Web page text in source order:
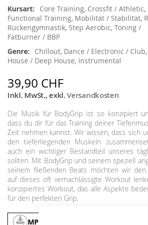
Core Training, Crossfit / Athletic,
Functional Training, Mobilität / Stabilität,
Rückengymnastik, Step Aerobic, Toning /
Fatburner / BBP
Chillout, Dance / Electronic / Club,
House / Deep House, Instrumental
39,90 CHF
Inkl. MwSt.,exkl.Versandkosten
Die Musik für BodyGrip ist so konzipiert
dass du dir für das Training deiner
Zeit nehmen kannst. Wir wissen, dass sich
den tieferliegenden Muskeln
auch ein wichtiger Bestandteil unseres
sollten. Mit BodyGrip und seinem speziell
seinem fließenden Beats möchten wir den
auf dieses oft vernachlässigte Workout
konzipiertes Workout, das alle Aspekte
für den perfekten Grip.
MP3